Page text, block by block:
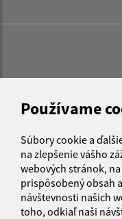
Používame
Súbory cookie a
na zlepšenie vášho
webových stránok,
prispôsobený obsah
návštevnosti našich
toho, odkiaľ naši